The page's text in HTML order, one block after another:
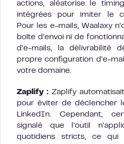
actions, aléatorise le
intégrées pour imiter le
Pour les e-mails, Waalaxy
boîte d’envoi ni de
d’e-mails, la délivrabilité
propre configuration d’e-
votre domaine.
Zaplify :Zaplify
pour éviter de déclencher
LinkedIn. Cependant,
signalé que l’outil
quotidiens stricts, ce qui